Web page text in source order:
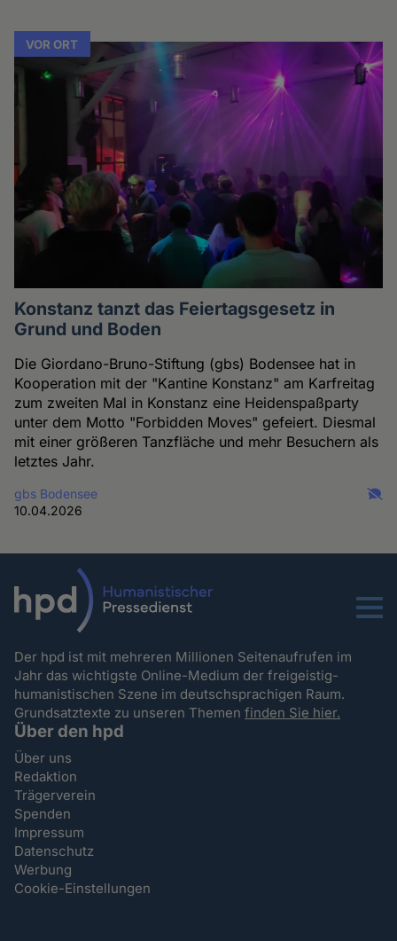
VOR ORT
Konstanz tanzt das Feiertagsgesetz in
Grund und Boden
Die Giordano-Bruno-Stiftung (gbs) Bodensee hat in
Kooperation mit der "Kantine Konstanz" am Karfreitag
zum zweiten Mal in Konstanz eine Heidenspaßparty
unter dem Motto "Forbidden Moves" gefeiert. Diesmal
mit einer größeren Tanzfläche und mehr Besuchern als
letztes Jahr.
gbs Bodensee
10.04.2026
Menu
Der hpd ist mit mehreren Millionen Seitenaufrufen im
Jahr das wichtigste Online-Medium der freigeistig-
humanistischen Szene im deutschsprachigen Raum.
Grundsatztexte zu unseren Themenfinden Sie hier.
Über den hpd
Über uns
Redaktion
Trägerverein
Spenden
Impressum
Datenschutz
Werbung
Cookie-Einstellungen